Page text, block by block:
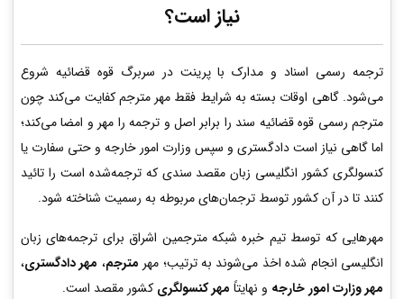
نیاز است؟
ترجمه رسمی اسناد و مدارک با پرینت در سربرگ قوه قضائیه شروع
می‌شود. گاهی اوقات بسته به شرایط فقط مهر مترجم کفایت می‌کند چون
مترجم رسمی قوه قضائیه سند را برابر اصل و ترجمه را مهر و امضا می‌کند؛
اما گاهی نیاز است دادگستری و سپس وزارت امور خارجه و حتی سفارت یا
کنسولگری کشور انگلیسی زبان مقصد سندی که ترجمه‌شده است را تائید
کنند تا در آن کشور توسط ترجمان‌های مربوطه به رسمیت شناخته شود.
مهرهایی که توسط تیم خبره شبکه مترجمین اشراق برای ترجمه‌های زبان
انگلیسی انجام شده اخذ می‌شوند به ترتیب؛ مهر مترجم، مهر دادگستری،
مهر وزارت امور خارجه و نهایتاً مهر کنسولگری کشور مقصد است.